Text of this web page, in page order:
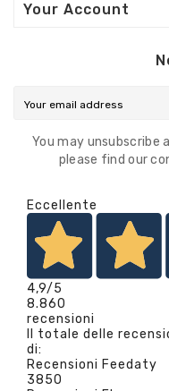
Your Account
You may unsubscribe
please find our
Eccellente
4,9/5
8.860
recensioni
Il totale delle
di:
Recensioni Feedaty
3850